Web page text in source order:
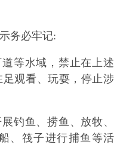
务必牢记:
等水域，禁止在上述
观看、玩耍，停止涉
钓鱼、捞鱼、放牧、
、筏子进行捕鱼等活